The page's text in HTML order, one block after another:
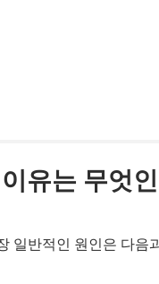
유는 무엇
일반적인 원인은 다음